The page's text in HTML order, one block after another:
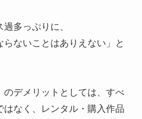
多っぷりに、
らないことはありえない」と
のデメリットとしては、すべ
はなく、レンタル・購入作品